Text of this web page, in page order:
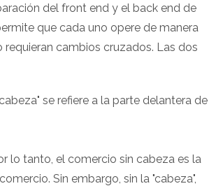
del front end y el back end de
que cada uno opere de manera
cambios cruzados. Las dos
se refiere a la parte delantera de
lo tanto, el comercio sin cabeza es la
Sin embargo, sin la "cabeza",